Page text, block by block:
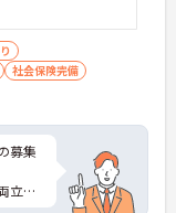
社会保険完備
募集
立が